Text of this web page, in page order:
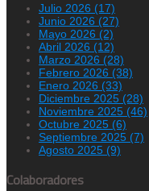
Julio 2026 (17)
Junio 2026 (27)
Mayo 2026 (2)
Abril 2026 (12)
Marzo 2026 (28)
Febrero 2026 (38)
Enero 2026 (33)
Diciembre 2025 (28)
Noviembre 2025 (46)
Octubre 2025 (6)
Septiembre 2025 (7)
Agosto 2025 (9)
Colaboradores